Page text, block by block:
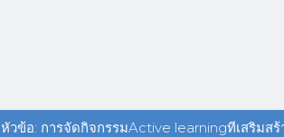
หัวข้อ: การจัดกิจกรรมActive learningทีเสริมส